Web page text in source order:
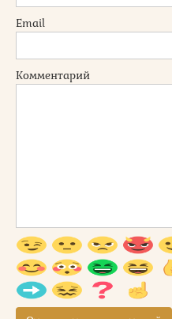
Email
Комментарий